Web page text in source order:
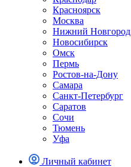
Красноярск
Москва
Нижний Новгород
Новосибирск
Омск
Пермь
Ростов-на-Дону
Самара
Санкт-Петербург
Саратов
Сочи
Тюмень
Уфа
Личный кабинет